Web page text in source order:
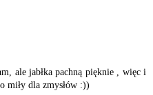
ale jabłka pachną pięknie , więc i
miły dla zmysłów :))